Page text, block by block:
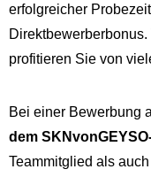
erfolgreicher
profitieren Sie von
Bei einer Bewerbung
dem
Teammitglied als